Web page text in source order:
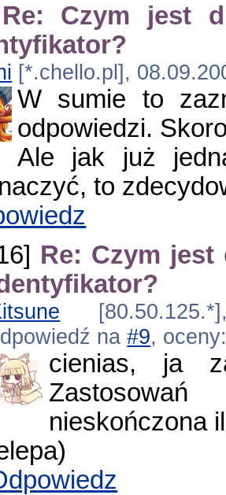
Re: Czym jest
[*.chello.pl],
W sumie to
odpowiedzi.
Ale jak już
to
Re: Czym
na#9,
cienias, ja
nieskończona